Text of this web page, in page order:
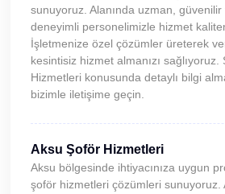
sunuyoruz. Alanında uzman, güvenilir
deneyimli personelimizle hizmet
İşletmenize özel çözümler üreterek
kesintisiz hizmet almanızı sağlıyoruz.
Hizmetleri konusunda detaylı bilgi
bizimle iletişime geçin.
Aksu Şoför Hizmetleri
Aksu bölgesinde ihtiyacınıza uygun
şoför hizmetleri çözümleri sunuyoruz.